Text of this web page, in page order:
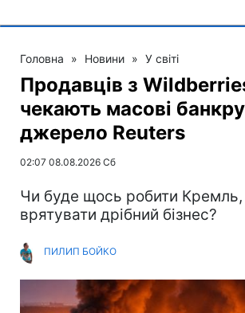
Головна » Новини » У світі
Продавців з
чекають масові
джерело Reuters
02:07 08.08.2026 Сб
Чи буде щось робити
врятувати дрібний бізнес?
ПИЛИП БОЙКО